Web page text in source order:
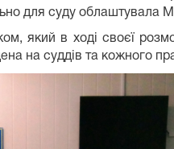
для суду облаштувала
який в ході своєї
на суддів та кожного